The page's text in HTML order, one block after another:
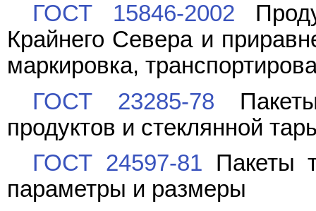
ГОСТ 15846-2002
Крайнего Севера и
маркировка,
ГОСТ 23285-78
продуктов и стеклянной
ГОСТ 24597-81 Пакеты
параметры и размеры